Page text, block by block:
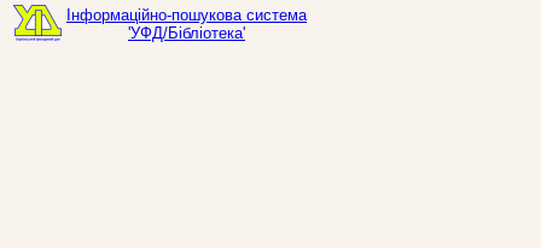
Інформаційно-пошукова система
'УФД/Бібліотека'